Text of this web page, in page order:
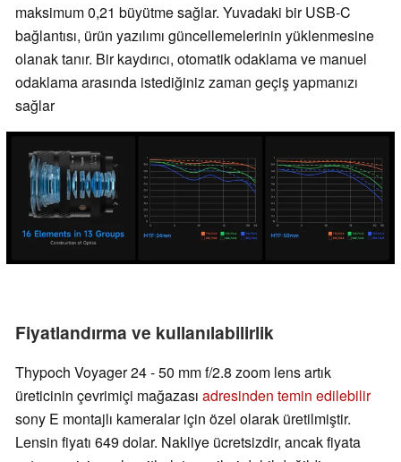
maksimum 0,21 büyütme sağlar. Yuvadaki bir USB-C
bağlantısı, ürün yazılımı güncellemelerinin yüklenmesine
olanak tanır. Bir kaydırıcı, otomatik odaklama ve manuel
odaklama arasında istediğiniz zaman geçiş yapmanızı
sağlar
Fiyatlandırma ve kullanılabilirlik
Thypoch Voyager 24 - 50 mm f/2.8 zoom lens artık
üreticinin çevrimiçi mağazası adresinden temin edilebilir
sony E montajlı kameralar için özel olarak üretilmiştir.
Lensin fiyatı 649 dolar. Nakliye ücretsizdir, ancak fiyata